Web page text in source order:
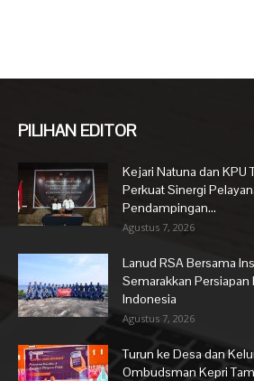
PILIHAN EDITOR
Kejari Natuna dan KPU
Perkuat Sinergi
Pendampingan...
Agustus 7, 2026
Lanud RSA Bersama
Semarakkan Persiapan
Indonesia
Agustus 7, 2026
Turun ke Desa dan
Ombudsman Kepri